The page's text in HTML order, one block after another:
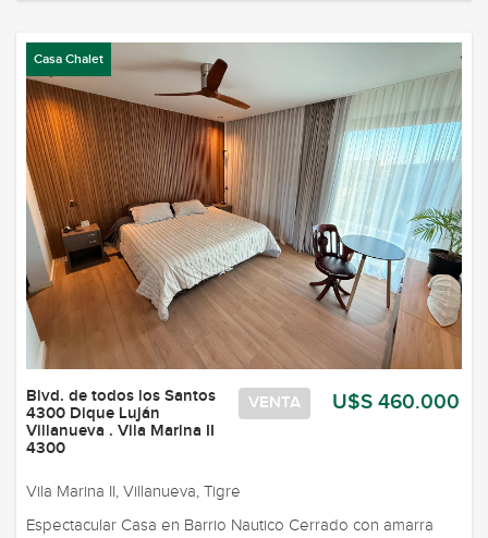
Casa Chalet
U$S 460.000
VENTA
Blvd. de todos los Santos
4300 Dique Luján
Villanueva . Vila Marina II
4300
Vila Marina II, Villanueva, Tigre
Espectacular Casa en Barrio Nautico Cerrado con amarra